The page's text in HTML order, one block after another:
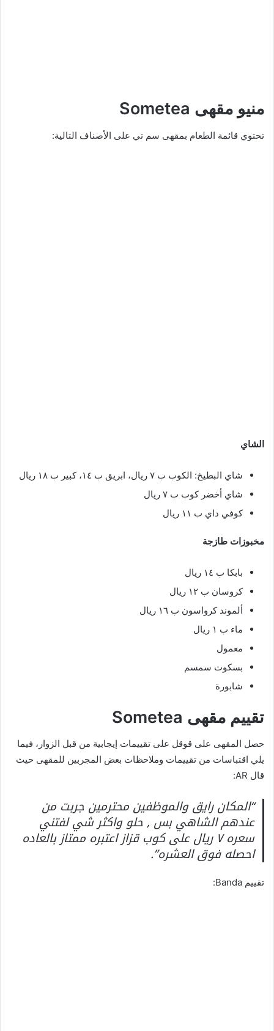
منيو مقهى Sometea
تحتوي قائمة الطعام بمقهى سم تي على الأصناف التالية:
الشاي
شاي البطيخ: الكوب ب ٧ ريال، ابريق ب ١٤، كبير ب ١٨ ريال
شاي أخضر كوب ب ٧ ريال
كوفي داي ب ١١ ريال
مخبوزات طازجة
بابكا ب ١٤ ريال
كروسان ب ١٢ ريال
ألموند كرواسون ب ١٦ ريال
ماء ب ١ ريال
معمول
بسكوت سمسم
شابورة
تقييم مقهى Sometea
حصل المقهى على قوقل على تقييمات إيجابية من قبل الزوار، فيما
يلي اقتباسات من تقييمات وملاحظات بعض المجربين للمقهى حيث
قال AR:
“المكان رايق والموظفين محترمين جربت من
عندهم الشاهي بس , حلو واكثر شي لفتني
سعره ٧ ريال على كوب قزاز اعتبره ممتاز بالعاده
احصله فوق العشره”.
تقييم Banda: